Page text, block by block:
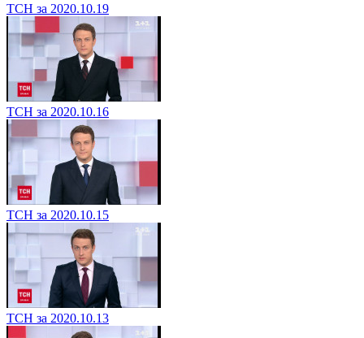
ТСН за 2020.10.19
ТСН за 2020.10.16
ТСН за 2020.10.15
ТСН за 2020.10.13